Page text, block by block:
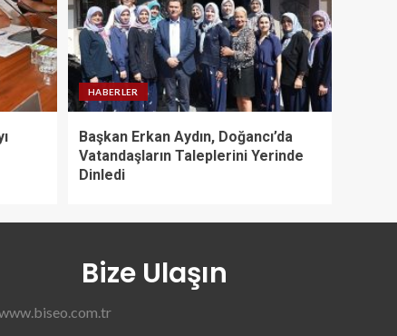
HABERLER
Başkan Erkan Aydın, Doğancı’da
Vatandaşların Taleplerini Yerinde
Dinledi
Bize Ulaşın